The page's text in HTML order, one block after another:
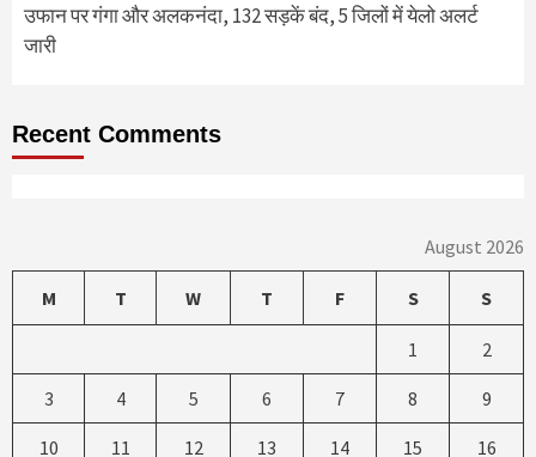
उफान पर गंगा और अलकनंदा, 132 सड़कें बंद, 5 जिलों में येलो अलर्ट
जारी
Recent Comments
August 2026
M T W T F S S
1 2
3 4 5 6 7 8 9
10 11 12 13 14 15 16